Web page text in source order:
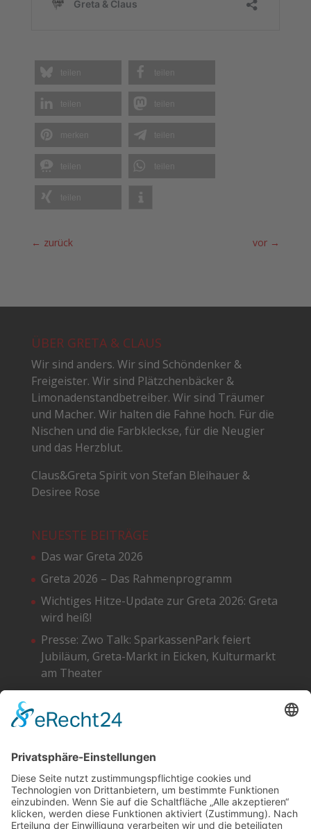
teilen teilen
teilen teilen
teilen
teilen teilen
teilen
← zurück vor →
ÜBER GRETA & CLAUS
Wir sind anders. Wir sind Schöndenker &
Freigeister. Wir sind Plätzchenbäcker &
Limonadenstandbetreiber. Wir sind Träumer
und Macher. Wir halten die Fahne hoch. Für die
Nischen und die Farbkleckse, für die Neugier
und das Herzblut.
Claus&Greta Spirit von Stefan Bleihauer &
Desiree Rose
NEUESTE BEITRÄGE
Das war Greta 2026
Greta 2026 – Das Rahmenprogramm
Wichtiges Hitze-Update zur Greta 2026: Greta
wird heiß!
Presse: Zwo Talk: SparkassenPark feiert
Jubiläum, Greta-Markt in Eicken, Kulturmarkt
am Theater
Greta 2026 – Die Standpläne
Facebook
Instagram
SoundCloud
Cookie-Einstellungen